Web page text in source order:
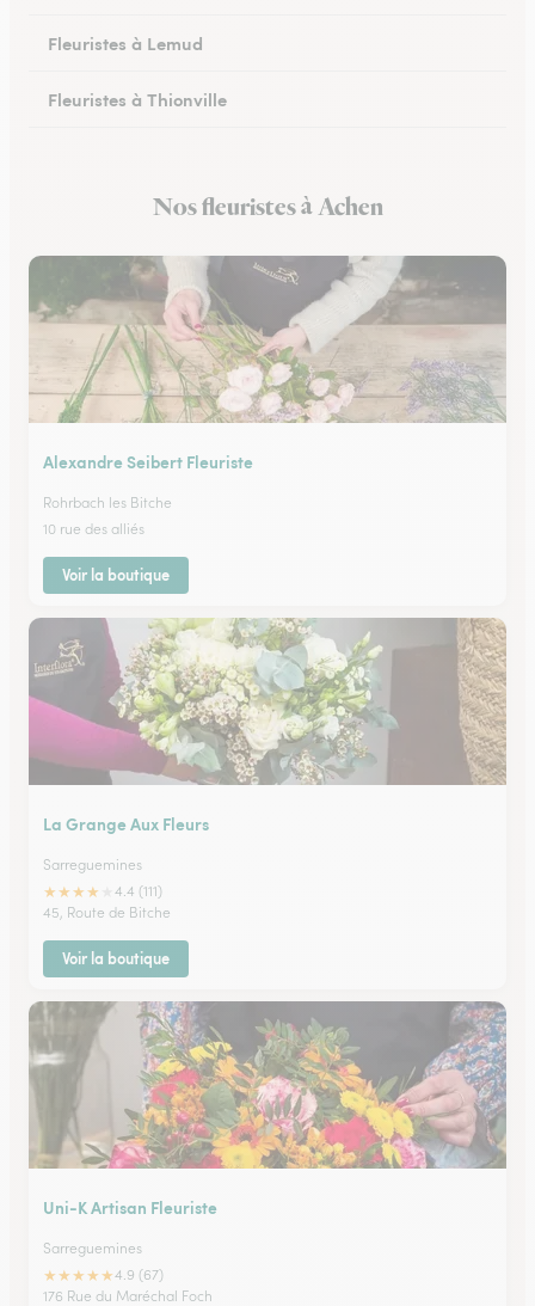
Fleuristes à Lemud
Fleuristes à Thionville
Fleuristes à PeltreNos fleuristes à Achen
Alexandre Seibert Fleuriste
Rohrbach les Bitche
10 rue des alliés
Voir la boutique
La Grange Aux Fleurs
Sarreguemines
★★★★
4.4 (111)
45, Route de Bitche
Voir la boutique
Uni-K Artisan Fleuriste
Sarreguemines
★★★★★4.9 (67)
176 Rue du Maréchal Foch